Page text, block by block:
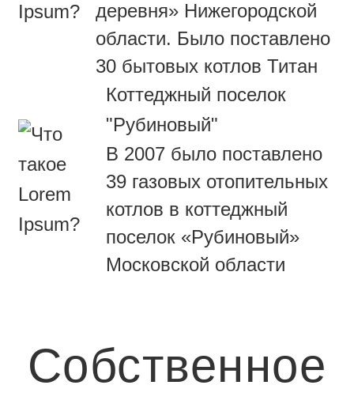
деревня» Нижегородской
области. Было поставлено
30 бытовых котлов Титан
Коттеджный поселок
"Рубиновый"
В 2007 было поставлено
39 газовых отопительных
котлов в коттеджный
поселок «Рубиновый»
Московской области
Собственное